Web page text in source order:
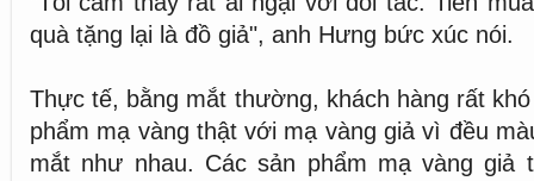
quà tặng lại là đồ giả", anh Hưng bức xúc nói.
Thực tế, bằng mắt thường, khách hàng rất
phẩm mạ vàng thật với mạ vàng giả vì đều
mắt như nhau. Các sản phẩm mạ vàng giả